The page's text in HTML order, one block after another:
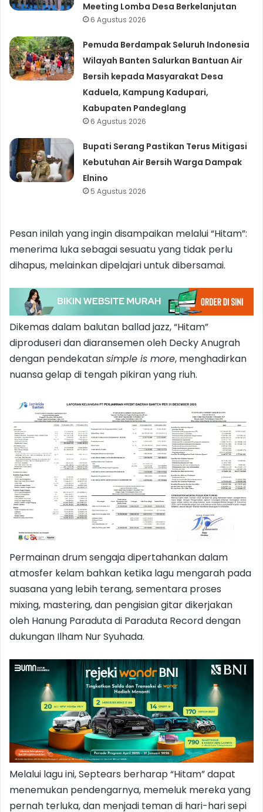
Meeting Lomba Desa Berkelanjutan
6 Agustus 2026
Pemuda Berdampak Seluruh Indonesia
Wilayah Banten Salurkan Bantuan Air
Bersih kepada Masyarakat Desa
Kaduela, Kampung Kadupari,
Kabupaten Pandeglang
6 Agustus 2026
Bupati Serang Pastikan Terus Mitigasi
Kebutuhan Air Bersih Warga Dampak
Elnino
5 Agustus 2026
Pesan inilah yang ingin disampaikan melalui “Hitam”:
menerima luka sebagai sesuatu yang tidak perlu
dihapus, melainkan dipelajari untuk dibersamai.
Dikemas dalam balutan ballad jazz, “Hitam”
diproduseri dan diaransemen oleh Decky Anugrah
dengan pendekatansimple is more, menghadirkan
nuansa gelap di tengah pikiran yang riuh.
Permainan drum sengaja dipertahankan dalam
atmosfer kelam bahkan ketika lagu mengarah pada
suasana yang lebih terang, sementara proses
mixing, mastering, dan pengisian gitar dikerjakan
oleh Hanung Paraduta di Paraduta Record dengan
dukungan Ilham Nur Syuhada.
Melalui lagu ini, Septears berharap “Hitam” dapat
menemukan pendengarnya, memeluk mereka yang
pernah terluka, dan menjadi teman di hari-hari sepi